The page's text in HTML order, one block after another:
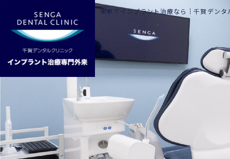
東京でインプラント治療なら｜千賀デンタ